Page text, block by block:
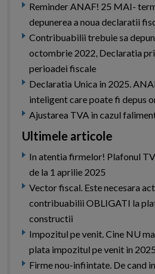
Reminder ANAF! 25 MAI-
depunerea a noua declaratii
Contribuabilii trebuie sa
octombrie 2022, Declaratia
perioadei fiscale
Declaratia Unica in 2025.
inteligent care poate fi depus
Ajustarea TVA in cazul
Ultimele articole
In atentia firmelor! Plafonul
de la 1 aprilie 2025
Vector fiscal. Este necesara
contribuabilii OBLIGATI la
constructii
Impozitul pe venit. Cine NU
plata impozitul pe venit in 2025
Firme nou-infiintate. De cand